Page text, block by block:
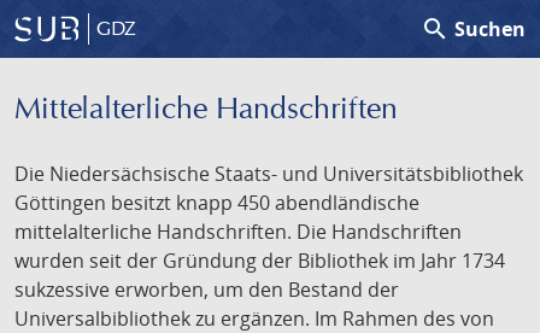
GDZ search Suchen
Mittelalterliche Handschriften
Die Niedersächsische Staats- und Universitätsbibliothek
Göttingen besitzt knapp 450 abendländische
mittelalterliche Handschriften. Die Handschriften
wurden seit der Gründung der Bibliothek im Jahr 1734
sukzessive erworben, um den Bestand der
Universalbibliothek zu ergänzen. Im Rahmen des von